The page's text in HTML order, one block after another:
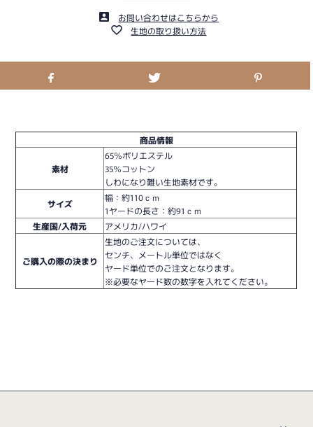
お問い合わせはこちらから
生地の取り扱い方法
商品情報
素材
65％ポリエステル
35％コットン
しわになり難い生地素材です。
サイズ
幅：約110ｃｍ
1ヤードの長さ：約91ｃｍ
生産国/入荷元
アメリカ/ハワイ
ご購入の際の決まり
生地のご注文については、
センチ、メートル単位ではなく
ヤード単位でのご注文となります。
※必要なヤード数の数字を入れてください。